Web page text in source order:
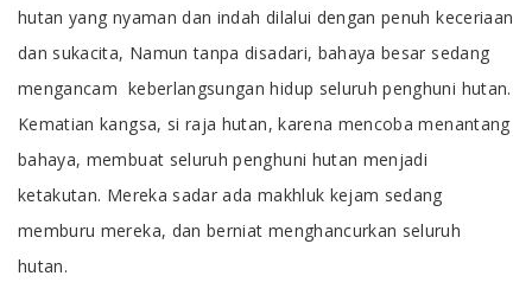
hutan yang nyaman dan indah dilalui dengan penuh keceriaan
dan sukacita, Namun tanpa disadari, bahaya besar sedang
mengancam keberlangsungan hidup seluruh penghuni hutan.
Kematian kangsa, si raja hutan, karena mencoba menantang
bahaya, membuat seluruh penghuni hutan menjadi
ketakutan. Mereka sadar ada makhluk kejam sedang
memburu mereka, dan berniat menghancurkan seluruh
hutan.